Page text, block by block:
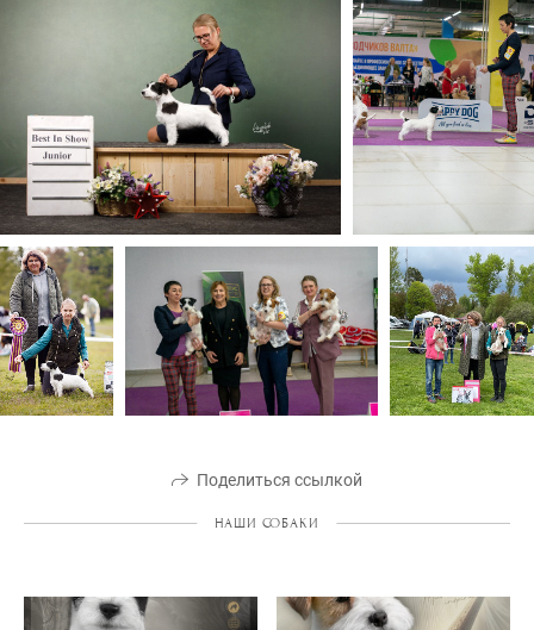
Поделиться ссылкой
НАШИ СОБАКИ